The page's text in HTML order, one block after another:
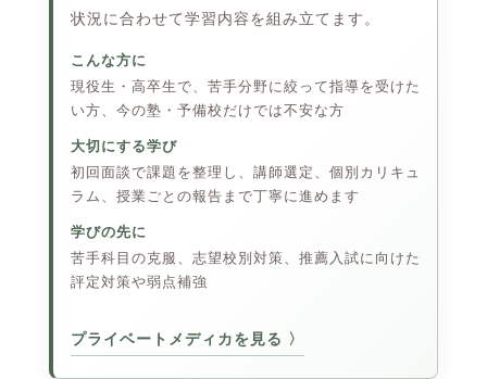
状況に合わせて学習内容を組み立てます。
こんな方に
現役生・高卒生で、苦手分野に絞って指導を受けた
い方、今の塾・予備校だけでは不安な方
大切にする学び
初回面談で課題を整理し、講師選定、個別カリキュ
ラム、授業ごとの報告まで丁寧に進めます
学びの先に
苦手科目の克服、志望校別対策、推薦入試に向けた
評定対策や弱点補強
プライベートメディカを見る